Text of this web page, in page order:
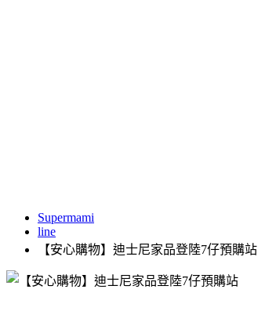
Supermami
line
【安心購物】迪士尼家品登陸7仔預購站